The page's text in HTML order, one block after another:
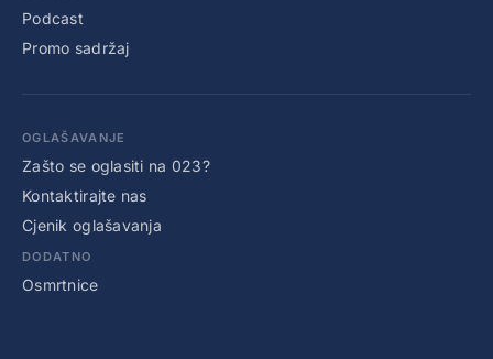
Podcast
Promo sadržaj
OGLAŠAVANJE
Zašto se oglasiti na 023?
Kontaktirajte nas
Cjenik oglašavanja
DODATNO
Osmrtnice